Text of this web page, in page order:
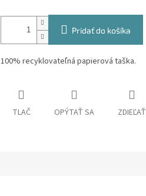
Pridať do košíka
100% recyklovateľná papierová taška.
TLAČ OPÝTAŤ SA ZDIEĽAŤ